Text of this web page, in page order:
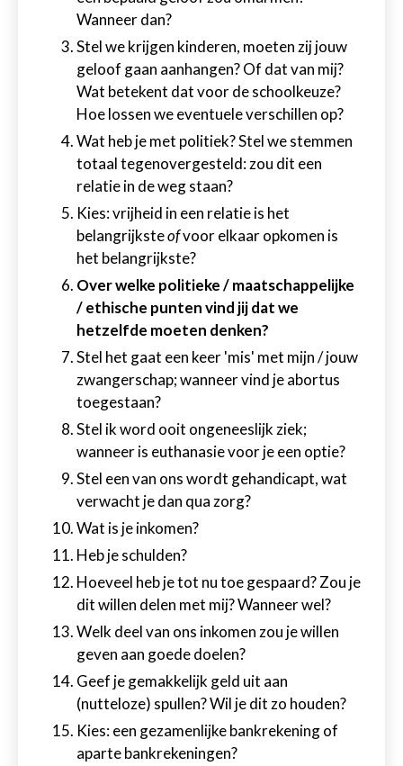
Wanneer dan?
Stel we krijgen kinderen, moeten zij jouw
geloof gaan aanhangen? Of dat van mij?
Wat betekent dat voor de schoolkeuze?
Hoe lossen we eventuele verschillen op?
Wat heb je met politiek? Stel we stemmen
totaal tegenovergesteld: zou dit een
relatie in de weg staan?
Kies: vrijheid in een relatie is het
belangrijksteofvoor elkaar opkomen is
het belangrijkste?
Over welke politieke / maatschappelijke
/ ethische punten vind jij dat we
hetzelfde moeten denken?
Stel het gaat een keer 'mis' met mijn / jouw
zwangerschap; wanneer vind je abortus
toegestaan?
Stel ik word ooit ongeneeslijk ziek;
wanneer is euthanasie voor je een optie?
Stel een van ons wordt gehandicapt, wat
verwacht je dan qua zorg?
Wat is je inkomen?
Heb je schulden?
Hoeveel heb je tot nu toe gespaard? Zou je
dit willen delen met mij? Wanneer wel?
Welk deel van ons inkomen zou je willen
geven aan goede doelen?
Geef je gemakkelijk geld uit aan
(nutteloze) spullen? Wil je dit zo houden?
Kies: een gezamenlijke bankrekening of
aparte bankrekeningen?